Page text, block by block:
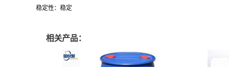
稳定性：稳定
相关产品：